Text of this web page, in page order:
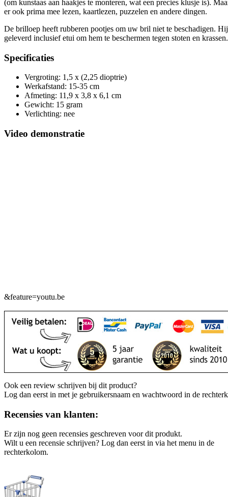
(om kunstaas aan haakjes te monteren, wat een precies klusje is).
er ook prima mee lezen, kaartlezen, puzzelen en andere dingen.
De brilloep heeft rubberen pootjes om uw bril niet te beschadigen.
geleverd inclusief etui om hem te beschermen tegen stoten en krassen.
Specificaties
Vergroting: 1,5 x (2,25 dioptrie)
Werkafstand: 15-35 cm
Afmeting: 11,9 x 3,8 x 6,1 cm
Gewicht: 15 gram
Verlichting: nee
Video demonstratie
&feature=youtu.be
Ook een review schrijven bij dit product?
Log dan eerst in met je gebruikersnaam en wachtwoord in de
Recensies van klanten:
Er zijn nog geen recensies geschreven voor dit produkt.
Wilt u een recensie schrijven? Log dan eerst in via het menu in de
rechterkolom.